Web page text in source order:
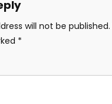
will not be published.
*